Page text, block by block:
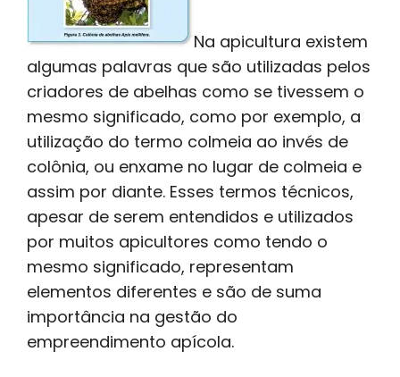
Na apicultura existem
algumas palavras que são utilizadas pelos
criadores de abelhas como se tivessem o
mesmo significado, como por exemplo, a
utilização do termo colmeia ao invés de
colônia, ou enxame no lugar de colmeia e
assim por diante. Esses termos técnicos,
apesar de serem entendidos e utilizados
por muitos apicultores como tendo o
mesmo significado, representam
elementos diferentes e são de suma
importância na gestão do
empreendimento apícola.